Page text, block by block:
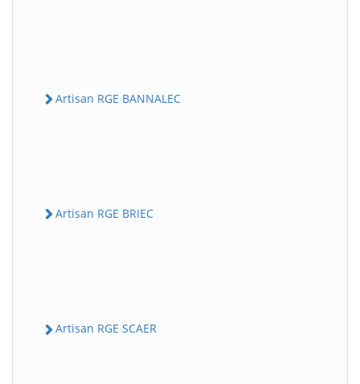
Artisan RGE BANNALEC
Artisan RGE BRIEC
Artisan RGE SCAER